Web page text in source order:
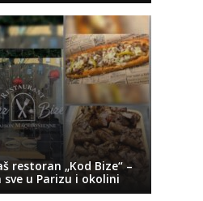
restoran „Kod Bize“ –
sve u Parizu i okolini